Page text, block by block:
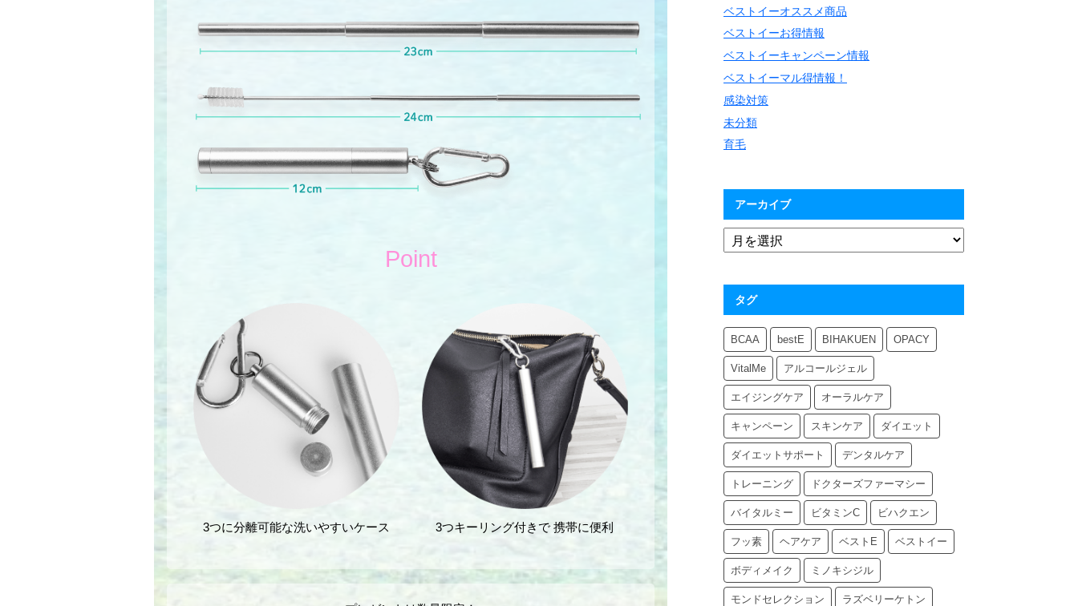
Point
3つに分離可能な洗いやすいケース 3つキーリング付きで 携帯に便利
ベストイーオススメ商品
ベストイーお得情報
ベストイーキャンペーン情報
ベストイーマル得情報！
感染対策
未分類
育毛
アーカイブ
タグ
BCAA bestE BIHAKUEN OPACY
VitalMe アルコールジェル
エイジングケア オーラルケア
キャンペーン スキンケア ダイエット
ダイエットサポート デンタルケア
トレーニング ドクターズファーマシー
バイタルミー ビタミンC ビハクエン
フッ素 ヘアケア ベストE ベストイー
ボディメイク ミノキシジル
モンドセレクション ラズベリーケトン